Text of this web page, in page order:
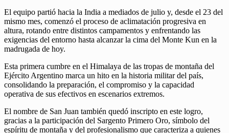
El equipo partió hacia la India a mediados de julio y, desde el 23 del
mismo mes, comenzó el proceso de aclimatación progresiva en
altura, rotando entre distintos campamentos y enfrentando las
exigencias del entorno hasta alcanzar la cima del Monte Kun en la
madrugada de hoy.
Esta primera cumbre en el Himalaya de las tropas de montaña del
Ejército Argentino marca un hito en la historia militar del país,
consolidando la preparación, el compromiso y la capacidad
operativa de sus efectivos en escenarios extremos.
El nombre de San Juan también quedó inscripto en este logro,
gracias a la participación del Sargento Primero Oro, símbolo del
espíritu de montaña y del profesionalismo que caracteriza a quienes